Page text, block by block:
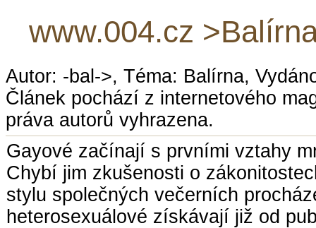
www.004.cz
Autor: -bal->, Téma: Balírna,
Článek pochází z internetového
práva autorů vyhrazena.
Gayové začínají s prvními vztahy
Chybí jim zkušenosti o
stylu společných večerních
heterosexuálové získávají již od